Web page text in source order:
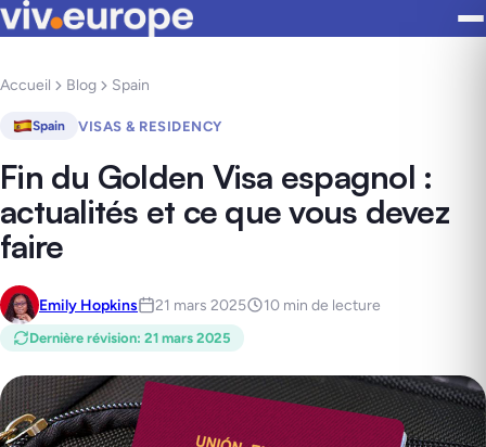
Accueil Blog Spain
Spain VISAS & RESIDENCY
Fin du Golden Visa espagnol :
actualités et ce que vous devez
faire
Emily Hopkins 21 mars 2025 10 min de lecture
Dernière révision: 21 mars 2025